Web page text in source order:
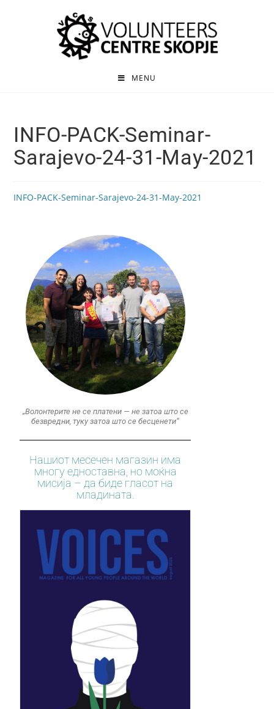
MENU
INFO-PACK-Seminar-
Sarajevo-24-31-May-2021
INFO-PACK-Seminar-Sarajevo-24-31-May-2021
„Волонтерите не се платени — не затоа што се
безвредни, туку затоа што се бесценети“
Нашиот месечен магазин има
многу едноставна, но моќна
мисија – да биде гласот на
младината.